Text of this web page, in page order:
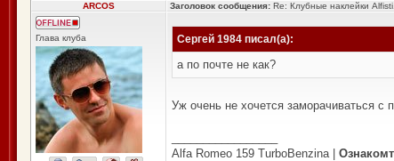
ARCOS Заголовок сообщения: Re: Клубные наклейки
Глава клуба Сергей 1984 писал(а):
а по почте не как?
Уж очень не хочется заморачиваться с
Alfa Romeo 159 TurboBenzina |